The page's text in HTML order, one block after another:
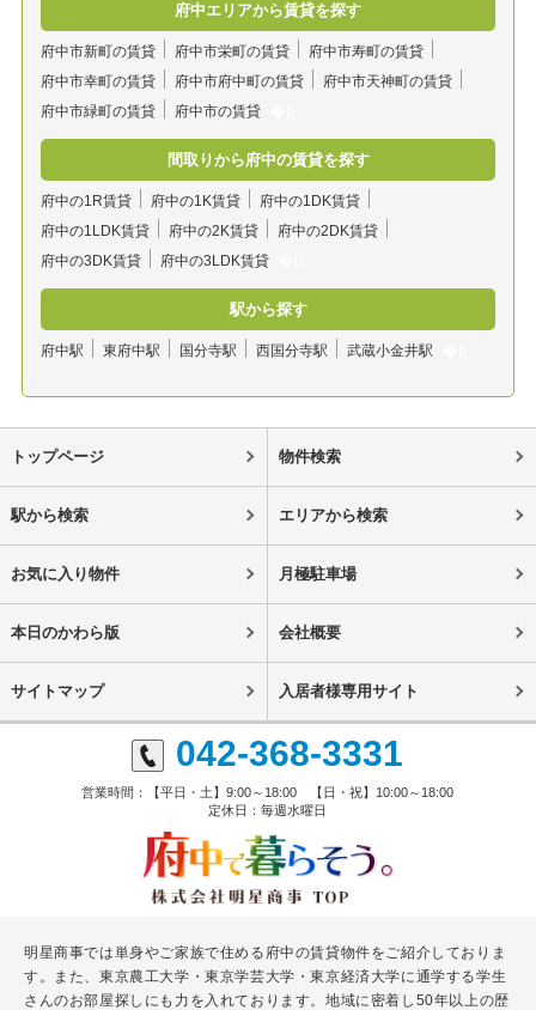
府中エリアから賃貸を探す
府中市新町の賃貸 府中市栄町の賃貸
府中市寿町の賃貸
府中市幸町の賃貸
府中市府中町の賃貸
府中市天神町の賃貸
府中市緑町の賃貸
府中市の賃貸
間取りから府中の賃貸を探す
府中の1R賃貸 府中の1K賃貸
府中の1DK賃貸
府中の1LDK賃貸
府中の2K賃貸
府中の2DK賃貸
府中の3DK賃貸
府中の3LDK賃貸
駅から探す
府中駅 東府中駅 国分寺駅 西国分寺駅 武蔵小金井駅
トップページ 物件検索
駅から検索 エリアから検索
お気に入り物件 月極駐車場
本日のかわら版 会社概要
サイトマップ 入居者様専用サイト
042-368-3331
営業時間：【平日・土】9:00～18:00 【日・祝】10:00～18:00
定休日：毎週水曜日
明星商事では単身やご家族で住める府中の賃貸物件をご紹介しておりま
す。また、東京農工大学・東京学芸大学・東京経済大学に通学する学生
さんのお部屋探しにも力を入れております。地域に密着し50年以上の歴